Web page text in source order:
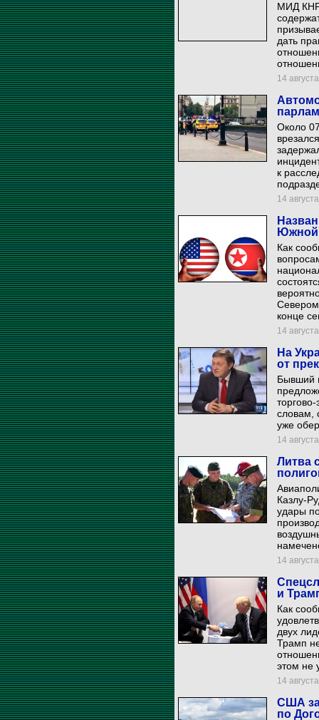
МИД КНР
дать
14
Около
к
14
Южной
Как
конце
14
На
от
Бывший
словам,
уже
14
Литва
Казлу-
удары
14
и
Как
двух
Трамп
этом не
14
США
по